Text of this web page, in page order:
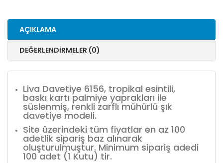
AÇIKLAMA
DEĞERLENDIRMELER (0)
Liva Davetiye 6156, tropikal esintili,
baskı kartı palmiye yaprakları ile
süslenmiş, renkli zarflı mühürlü şık
davetiye modeli.
Site üzerindeki tüm fiyatlar en az 100
adetlik sipariş baz alınarak
oluşturulmuştur. Minimum sipariş adedi
100 adet (1 Kutu) tir.